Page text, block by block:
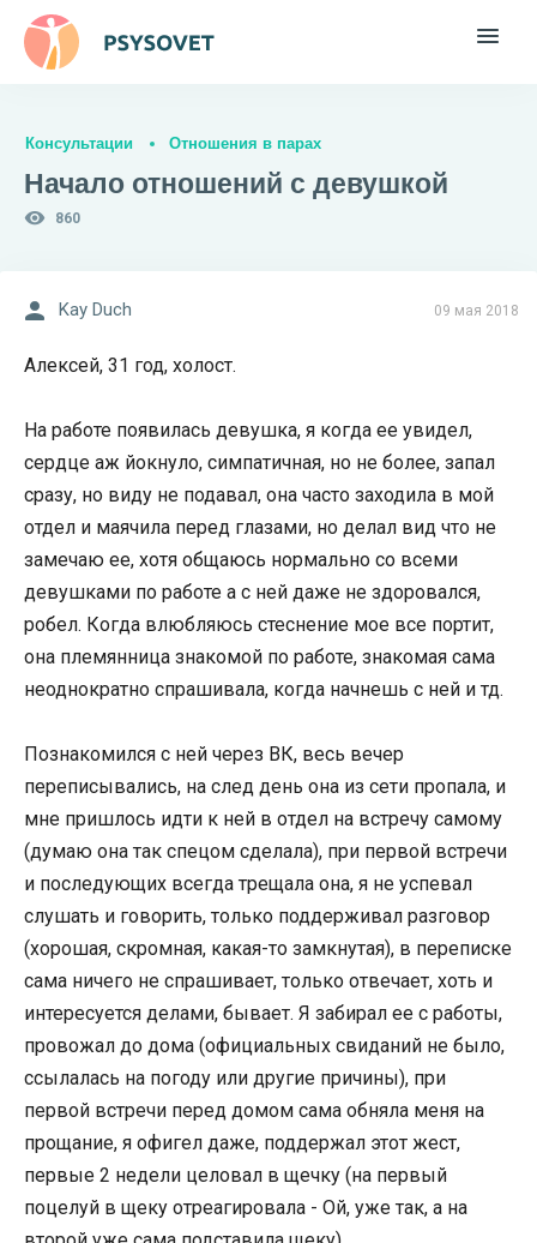
Консультации Отношения в парах
Начало отношений с девушкой
860
09 мая 2018
Kay Duch
Алексей, 31 год, холост.
На работе появилась девушка, я когда ее увидел,
сердце аж йокнуло, симпатичная, но не более, запал
сразу, но виду не подавал, она часто заходила в мой
отдел и маячила перед глазами, но делал вид что не
замечаю ее, хотя общаюсь нормально со всеми
девушками по работе а с ней даже не здоровался,
робел. Когда влюбляюсь стеснение мое все портит,
она племянница знакомой по работе, знакомая сама
неоднократно спрашивала, когда начнешь с ней и тд.
Познакомился с ней через ВК, весь вечер
переписывались, на след день она из сети пропала, и
мне пришлось идти к ней в отдел на встречу самому
(думаю она так спецом сделала), при первой встречи
и последующих всегда трещала она, я не успевал
слушать и говорить, только поддерживал разговор
(хорошая, скромная, какая-то замкнутая), в переписке
сама ничего не спрашивает, только отвечает, хоть и
интересуется делами, бывает. Я забирал ее с работы,
провожал до дома (официальных свиданий не было,
ссылалась на погоду или другие причины), при
первой встречи перед домом сама обняла меня на
прощание, я офигел даже, поддержал этот жест,
первые 2 недели целовал в щечку (на первый
поцелуй в щеку отреагировала - Ой, уже так, а на